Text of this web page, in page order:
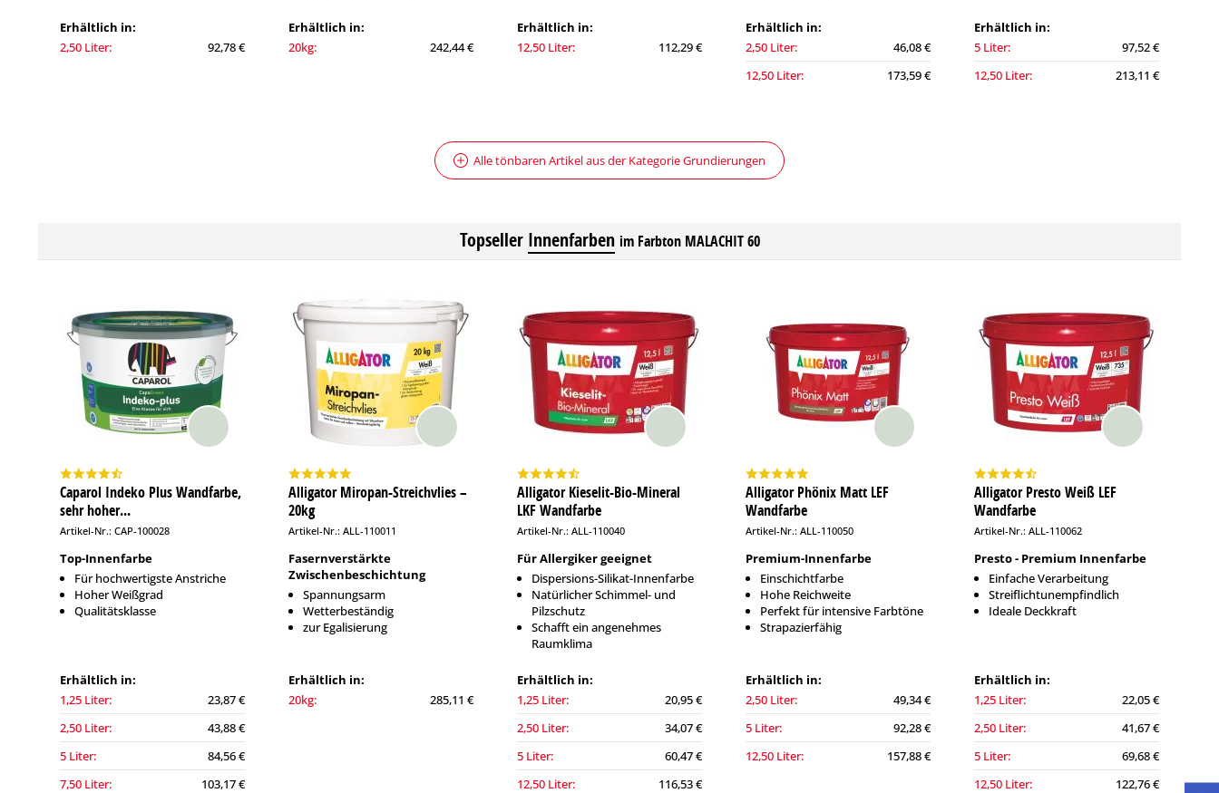
Erhältlich in:
2,50 Liter:
92,78 €
Erhältlich in:
20kg:
242,44 €
Erhältlich in:
12,50 Liter:
112,29 €
Erhältlich in:
2,50 Liter:
46,08 €
12,50 Liter:
173,59 €
Erhältlich in:
5 Liter:
97,52 €
12,50 Liter:
213,11 €
Alle tönbaren Artikel aus der Kategorie Grundierungen
Topseller Innenfarben im Farbton MALACHIT 60
Caparol Indeko Plus Wandfarbe,
sehr hoher...
Artikel-Nr.: CAP-100028
Top-Innenfarbe
Für hochwertigste Anstriche
Hoher Weißgrad
Qualitätsklasse
Erhältlich in:
1,25 Liter:
23,87 €
2,50 Liter:
43,88 €
5 Liter:
84,56 €
7,50 Liter:
103,17 €
Alligator Miropan-Streichvlies –
20kg
Artikel-Nr.: ALL-110011
Fasernverstärkte
Zwischenbeschichtung
Spannungsarm
Wetterbeständig
zur Egalisierung
Erhältlich in:
20kg:
285,11 €
Alligator Kieselit-Bio-Mineral
LKF Wandfarbe
Artikel-Nr.: ALL-110040
Für Allergiker geeignet
Dispersions-Silikat-Innenfarbe
Natürlicher Schimmel- und
Pilzschutz
Schafft ein angenehmes
Raumklima
Erhältlich in:
1,25 Liter:
20,95 €
2,50 Liter:
34,07 €
5 Liter:
60,47 €
12,50 Liter:
116,53 €
Alligator Phönix Matt LEF
Wandfarbe
Artikel-Nr.: ALL-110050
Premium-Innenfarbe
Einschichtfarbe
Hohe Reichweite
Perfekt für intensive Farbtöne
Strapazierfähig
Erhältlich in:
2,50 Liter:
49,34 €
5 Liter:
92,28 €
12,50 Liter:
157,88 €
Alligator Presto Weiß LEF
Wandfarbe
Artikel-Nr.: ALL-110062
Presto - Premium Innenfarbe
Einfache Verarbeitung
Streiflichtunempfindlich
Ideale Deckkraft
Erhältlich in:
1,25 Liter:
22,05 €
2,50 Liter:
41,67 €
5 Liter:
69,68 €
12,50 Liter:
122,76 €